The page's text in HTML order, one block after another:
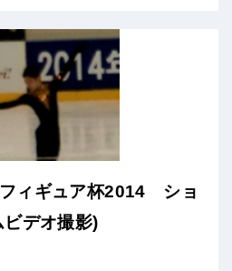
ィギュア杯2014 ショ
デオ撮影)